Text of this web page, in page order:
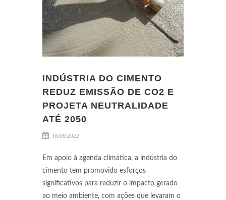
INDÚSTRIA DO CIMENTO
REDUZ EMISSÃO DE CO2 E
PROJETA NEUTRALIDADE
ATÉ 2050
16/06/2022
Em apoio à agenda climática, a indústria do
cimento tem promovido esforços
significativos para reduzir o impacto gerado
ao meio ambiente, com ações que levaram o